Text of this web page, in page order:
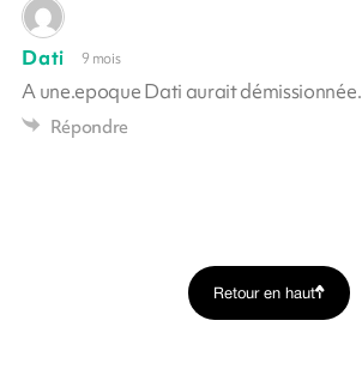
Dati 9 mois
A une.epoque Dati aurait démissionnée.
Répondre
Retour en haut